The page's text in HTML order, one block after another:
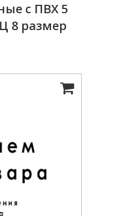
с ПВХ 5
8 размер